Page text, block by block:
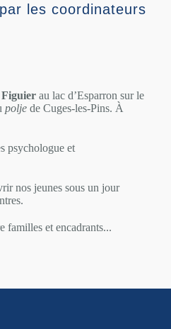
les coordinateurs
Figuier au lac d’Esparron sur le
polje de Cuges-les-Pins. À
psychologue et
nos jeunes sous un jour
familles et encadrants...